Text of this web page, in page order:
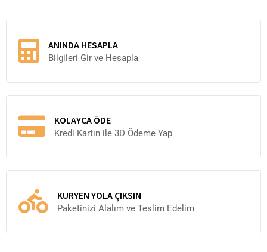
ANINDA HESAPLA
Bilgileri Gir ve Hesapla
KOLAYCA ÖDE
Kredi Kartın ile 3D Ödeme Yap
KURYEN YOLA ÇIKSIN
Paketinizi Alalım ve Teslim Edelim